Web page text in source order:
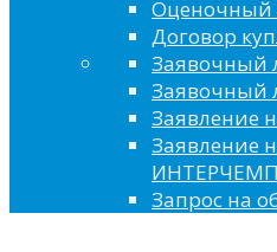
Оценочный
Договор
Заявочный
Заявочный
Заявление
Заявление
Запрос на